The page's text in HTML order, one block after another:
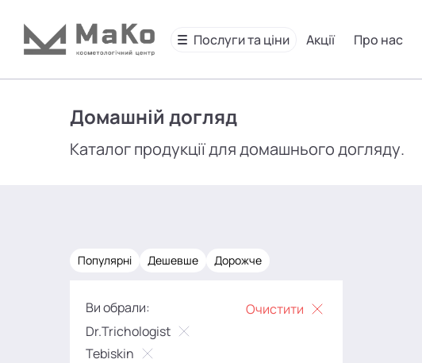
Послуги та ціни Акції Про нас
Домашній догляд
Каталог продукції для домашнього догляду.
Популярні Дешевше Дорожче
Ви обрали:
Очистити
Dr.Trichologist
Tebiskin